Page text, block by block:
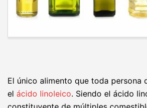
El único alimento que toda persona
el ácido linoleico. Siendo el ácido